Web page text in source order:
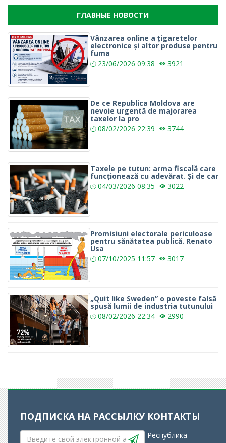
ГЛАВНЫЕ НОВОСТИ
Vânzarea online a țigaretelor
electronice și altor produse pentru
fuma
23/06/2026 09:38 3921
De ce Republica Moldova are
nevoie urgentă de majorarea
taxelor la pro
08/02/2026 22:39 3744
Taxele pe tutun: arma fiscală care
funcționează cu adevărat. Și de car
04/03/2026 08:35 3022
Promisiuni electorale periculoase
pentru sănătatea publică. Renato
Usa
07/10/2025 11:57 3017
„Quit like Sweden” o poveste falsă
spusă lumii de industria tutunului
08/02/2026 22:34 2990
ПОДПИСКА НА РАССЫЛКУ КОНТАКТЫ
Республика